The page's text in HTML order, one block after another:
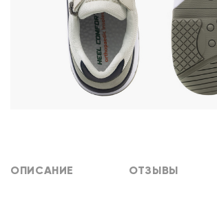
ОПИСАНИЕ ОТЗЫВЫ